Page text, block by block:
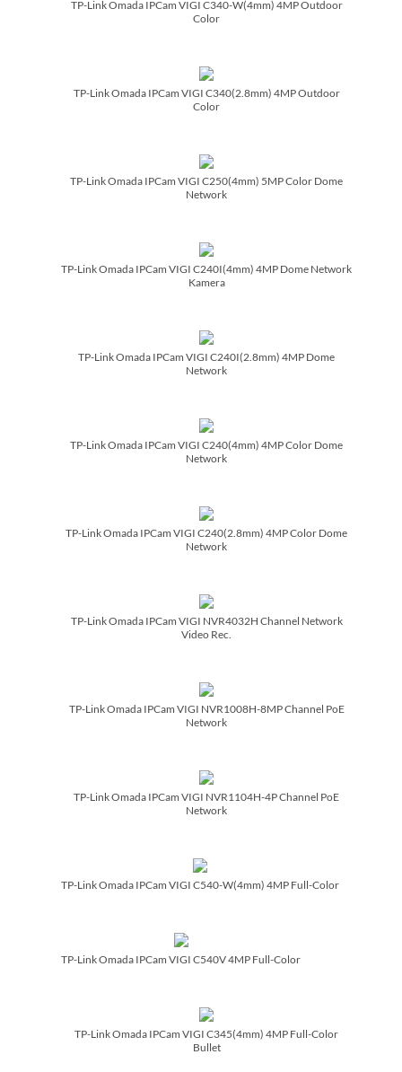
TP-Link Omada IPCam VIGI C340-W(4mm) 4MP Outdoor
Color
TP-Link Omada IPCam VIGI C340(2.8mm) 4MP Outdoor
Color
TP-Link Omada IPCam VIGI C250(4mm) 5MP Color Dome
Network
TP-Link Omada IPCam VIGI C240I(4mm) 4MP Dome Network
Kamera
TP-Link Omada IPCam VIGI C240I(2.8mm) 4MP Dome
Network
TP-Link Omada IPCam VIGI C240(4mm) 4MP Color Dome
Network
TP-Link Omada IPCam VIGI C240(2.8mm) 4MP Color Dome
Network
TP-Link Omada IPCam VIGI NVR4032H Channel Network
Video Rec.
TP-Link Omada IPCam VIGI NVR1008H-8MP Channel PoE
Network
TP-Link Omada IPCam VIGI NVR1104H-4P Channel PoE
Network
TP-Link Omada IPCam VIGI C540-W(4mm) 4MP Full-Color
TP-Link Omada IPCam VIGI C540V 4MP Full-Color
TP-Link Omada IPCam VIGI C345(4mm) 4MP Full-Color
Bullet